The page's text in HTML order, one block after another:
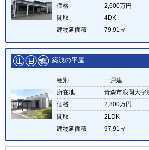
価格
2,600万円
間取
4DK
建物延面積
79.91㎡
築浅の平屋
種別
一戸建
所在地
青森市浪岡大字
価格
2,800万円
間取
2LDK
建物延面積
97.91㎡